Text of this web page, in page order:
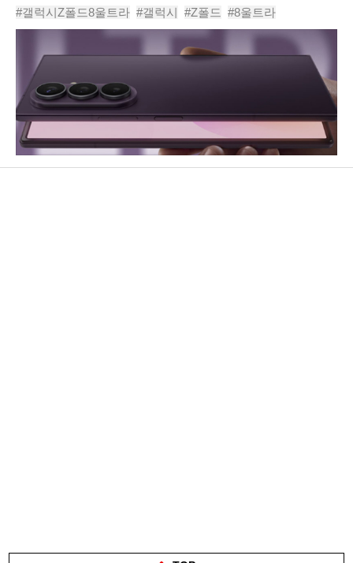
폴드 시리즈 안에서도 라인업이 나뉘게 됐다. 지난 7월 22일
현지시간 기준, 영국 런던에서..
#갤럭시Z폴드8울트라 #갤럭시 #Z폴드 #8울트라
#갤럭시Z폴드 #8울트라 #갤럭시Z폴드8
#갤럭시Z폴드시리즈
#갤럭시Z폴드8울트라카메라
#갤럭시Z폴드8울트라디스플레이